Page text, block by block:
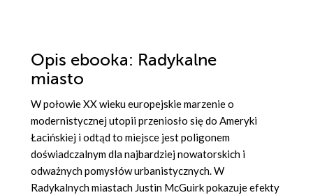
Opis ebooka: Radykalne
miasto
W połowie XX wieku europejskie marzenie o
modernistycznej utopii przeniosło się do Ameryki
Łacińskiej i odtąd to miejsce jest poligonem
doświadczalnym dla najbardziej nowatorskich i
odważnych pomysłów urbanistycznych. W
Radykalnych miastach Justin McGuirk pokazuje efekty